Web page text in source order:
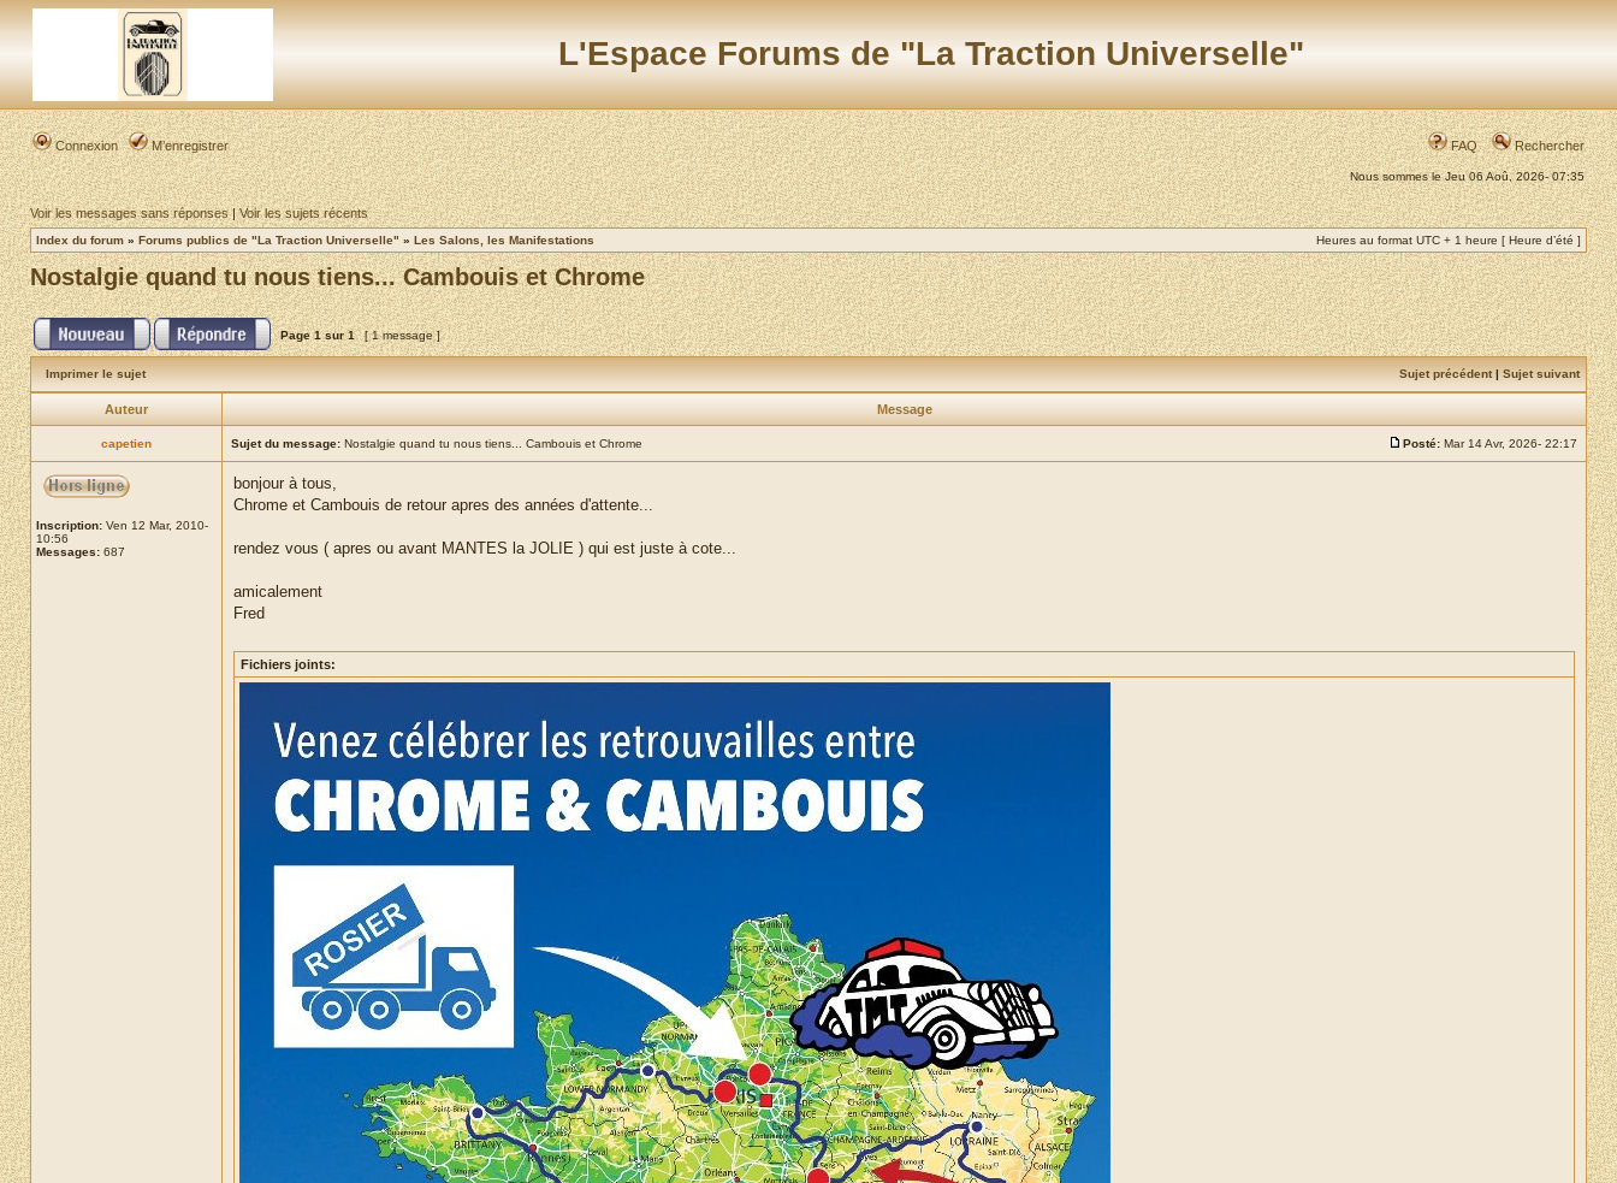
L'Espace Forums de "La Traction Universelle"
Connexion M’enregistrer FAQ Rechercher
Nous sommes le Jeu 06 Aoû, 2026- 07:35
Voir les messages sans réponses|Voir les sujets récents
Index du forum » Forums publics de "La Traction Universelle" » Les Salons, les Manifestations Heures au format UTC + 1 heure [ Heure d’été ]
Nostalgie quand tu nous tiens... Cambouis et Chrome
Page1sur1 [ 1 message ]
Imprimer le sujet Sujet précédent| Sujet suivant
Auteur Message
capetien Sujet du message: Nostalgie quand tu nous tiens... Cambouis et Chrome Posté: Mar 14 Avr, 2026- 22:17
Inscription: Ven 12 Mar, 2010-
10:56
Messages: 687
bonjour à tous,
Chrome et Cambouis de retour apres des années d'attente...
rendez vous ( apres ou avant MANTES la JOLIE ) qui est juste à cote...
amicalement
Fred
Fichiers joints: